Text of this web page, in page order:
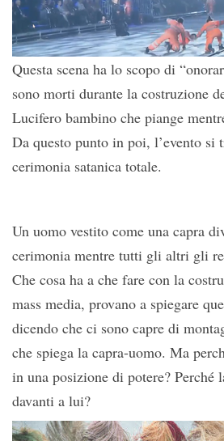
Questa scena ha lo scopo di
sono morti durante la costruzione
Lucifero bambino che piange
Da questo punto in poi, l’evento si
cerimonia satanica totale.
Un uomo vestito come una capra
cerimonia mentre tutti gli altri gli
Che cosa ha a che fare con la
mass media, provano a spiegare
dicendo che ci sono capre di
che spiega la capra-uomo. Ma
in una posizione di potere? Perché
davanti a lui?